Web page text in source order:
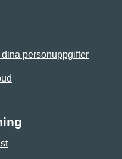
personuppgifter